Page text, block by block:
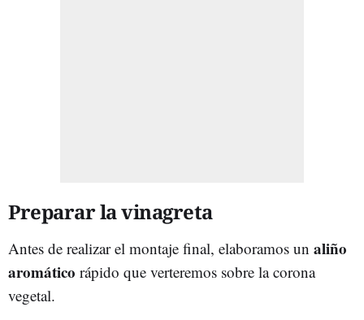
Preparar la vinagreta
Antes de realizar el montaje final, elaboramos un aliño
aromático rápido que verteremos sobre la corona
vegetal.